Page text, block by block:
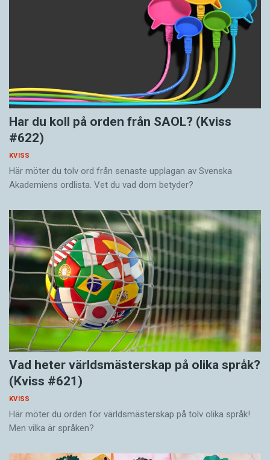
Har du koll på orden från SAOL? (Kviss
#622)
KVISS
Här möter du tolv ord från senaste upplagan av Svenska
Akademiens ordlista. Vet du vad dom betyder?
Vad heter världsmästerskap på olika språk?
(Kviss #621)
KVISS
Här möter du orden för världsmästerskap på tolv olika språk!
Men vilka är språken?